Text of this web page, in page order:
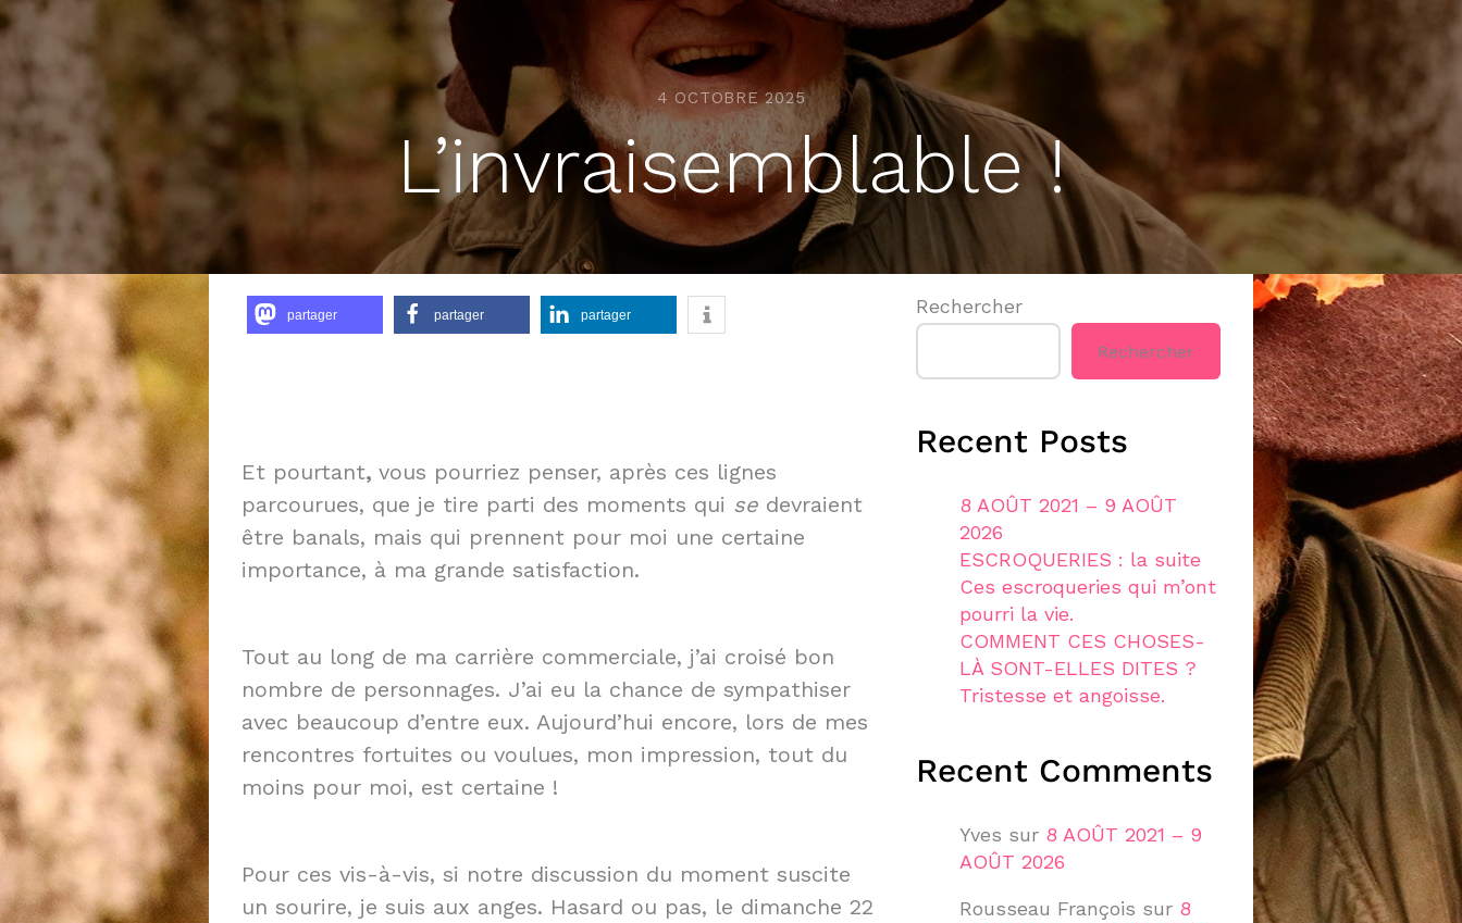
4 OCTOBRE 2025
L’invraisemblable !
partager partager partager
Et pourtant, vous pourriez penser, après ces lignes
parcourues, que je tire parti des moments qui se devraient
être banals, mais qui prennent pour moi une certaine
importance, à ma grande satisfaction.
Tout au long de ma carrière commerciale, j’ai croisé bon
nombre de personnages. J’ai eu la chance de sympathiser
avec beaucoup d’entre eux. Aujourd’hui encore, lors de mes
rencontres fortuites ou voulues, mon impression, tout du
moins pour moi, est certaine !
Pour ces vis-à-vis, si notre discussion du moment suscite
un sourire, je suis aux anges. Hasard ou pas, le dimanche 22
Rechercher
Rechercher
Recent Posts
8 AOÛT 2021 – 9 AOÛT
2026
ESCROQUERIES : la suite
Ces escroqueries qui m’ont
pourri la vie.
COMMENT CES CHOSES-
LÀ SONT-ELLES DITES ?
Tristesse et angoisse.
Recent Comments
Yves sur 8 AOÛT 2021 – 9
AOÛT 2026
Rousseau François sur 8